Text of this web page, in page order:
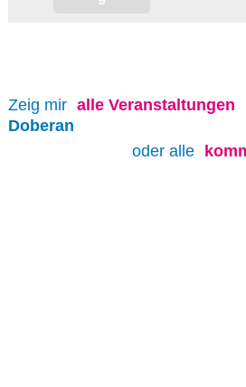
Zeig mir alle Veranstaltungen
Doberan
oder alle